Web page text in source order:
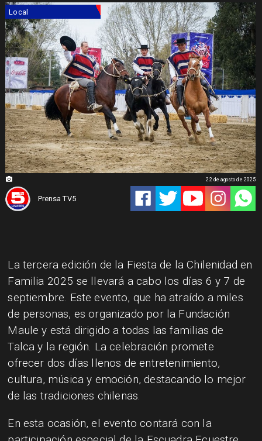
Local
Prensa TV5
22 de agosto de 2025
La tercera edición de la Fiesta de la Chilenidad en
Familia 2025 se llevará a cabo los días 6 y 7 de
septiembre. Este evento, que ha atraído a miles
de personas, es organizado por la Fundación
Maule y está dirigido a todas las familias de
Talca y la región. La celebración promete
ofrecer dos días llenos de entretenimiento,
cultura, música y emoción, destacando lo mejor
de las tradiciones chilenas.
En esta ocasión, el evento contará con la